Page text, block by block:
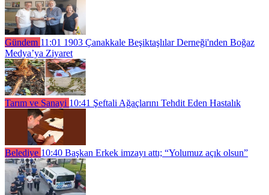
Gündem 11:01 1903 Çanakkale Beşiktaşlılar Derneği'nden Boğaz
Medya’ya Ziyaret
Tarım ve Sanayi 10:41 Şeftali Ağaçlarını Tehdit Eden Hastalık
Belediye 10:40 Başkan Erkek imzayı attı; “Yolumuz açık olsun”